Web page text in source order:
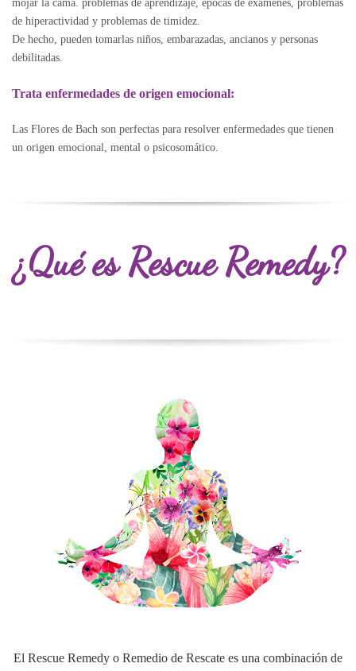
mojar la cama. problemas de aprendizaje, épocas de exámenes, problemas
de hiperactividad y problemas de timidez.
De hecho, pueden tomarlas niños, embarazadas, ancianos y personas
debilitadas.
Trata enfermedades de origen emocional:
Las Flores de Bach son perfectas para resolver enfermedades que tienen
un origen emocional, mental o psicosomático.
¿Qué es Rescue Remedy?
El Rescue Remedy o Remedio de Rescate es una combinación de